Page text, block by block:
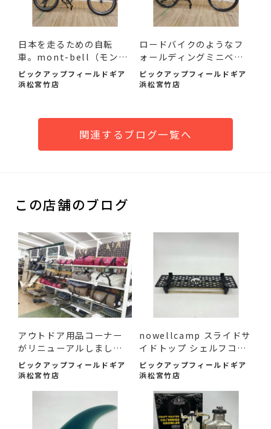
日本を走るための自転
車。mont-bell（モンベ
ル）SC...
ピックアップフィールドギア
浜松宮竹店
ロードバイクのようなフ
ォールディングミニベ
ロ。P...
ピックアップフィールドギア
浜松宮竹店
関連するブログ一覧へ
この店舗のブログ
アウトドア用品コーナー
がリニューアルしまし
た！
ピックアップフィールドギア
浜松宮竹店
nowellcamp スライドサ
イドトップ シェルフコン
テ...
ピックアップフィールドギア
浜松宮竹店